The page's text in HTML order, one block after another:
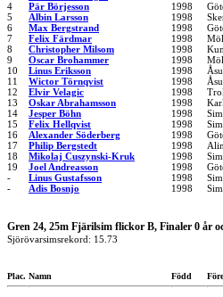
4
Pär Börjesson 1998
5
Albin Larsson 1998
6
Max Bergstrand 1998
7
Felix Färdmar 1998
8
Christopher Milsom 1998
9
Oscar Brohammer 1998
10
Linus Eriksson 1998
11
Wictor Törnqvist 1998
12
Elvir Velagic 1998
13
Oskar Abrahamsson 1998
14
Jesper Böhn 1998
15
Felix Hellqvist 1998
16
Alexander Söderberg 1998
17
Philip Bergstedt 1998
18
Mikolaj Cuszynski-Kruk 1998
19
Joel Andreasson 1998
-
Linus Gustafsson 1998
-
Adis Bosnjo 1998
Gren 24, 25m Fjärilsim flickor B, Finaler 0 år
Sjörövarsimsrekord: 15.73
Plac. Namn Född